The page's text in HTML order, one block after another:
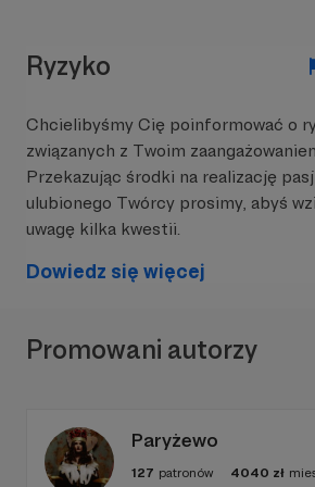
Czterokrotnie wygrany
(240 km) podczas
Ryzyko
Chcielibyśmy Cię poinformować o
związanych z Twoim
Przekazując środki na realizację
ulubionego Twórcy prosimy, abyś
uwagę kilka kwestii.
Dowiedz się więcej
Promowani autorzy
Paryżewo
127 patronów 4040 zł